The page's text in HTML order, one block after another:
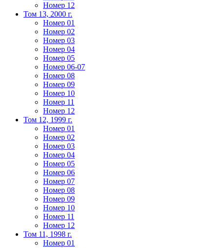
Номер 12
Том 13, 2000 г.
Номер 01
Номер 02
Номер 03
Номер 04
Номер 05
Номер 06-07
Номер 08
Номер 09
Номер 10
Номер 11
Номер 12
Том 12, 1999 г.
Номер 01
Номер 02
Номер 03
Номер 04
Номер 05
Номер 06
Номер 07
Номер 08
Номер 09
Номер 10
Номер 11
Номер 12
Том 11, 1998 г.
Номер 01